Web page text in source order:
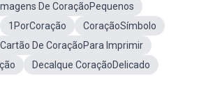
Imagens De CoraçãoPequenos
1PorCoração
CoraçãoSímbolo
Cartão De CoraçãoPara Imprimir
Decalque CoraçãoDelicado